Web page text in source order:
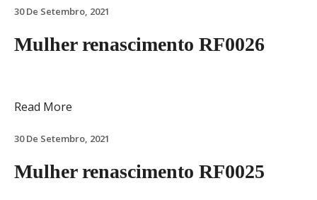
30 De Setembro, 2021
Mulher renascimento RF0026
Read More
30 De Setembro, 2021
Mulher renascimento RF0025